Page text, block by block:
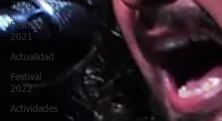
2020
Festival
2021
Actualidad
Festival
2022
Actividades